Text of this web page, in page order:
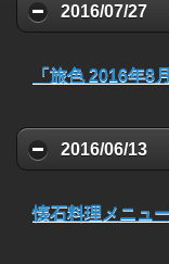
2016/07/27
「旅色 2016年8
2016/06/13
懐石料理メニュ